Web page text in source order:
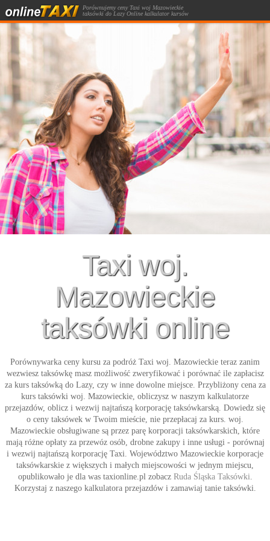
Porównujemy ceny Taxi woj Mazowieckie
taksówki do Lazy Online kalkulator kursów
taksówką.
Taxi woj.
Mazowieckie
taksówki online
Porównywarka ceny kursu za podróż Taxi woj. Mazowieckie teraz zanim
wezwiesz taksówkę masz możliwość zweryfikować i porównać ile zapłacisz
za kurs taksówką do Lazy, czy w inne dowolne miejsce. Przybliżony cena za
kurs taksówki woj. Mazowieckie, obliczysz w naszym kalkulatorze
przejazdów, oblicz i wezwij najtańszą korporację taksówkarską. Dowiedz się
o ceny taksówek w Twoim mieście, nie przepłacaj za kurs. woj.
Mazowieckie obsługiwane są przez parę korporacji taksówkarskich, które
mają różne opłaty za przewóz osób, drobne zakupy i inne usługi - porównaj
i wezwij najtańszą korporację Taxi. Województwo Mazowieckie korporacje
taksówkarskie z większych i małych miejscowości w jednym miejscu,
opublikowało je dla was taxionline.pl zobacz Ruda Śląska Taksówki.
Korzystaj z naszego kalkulatora przejazdów i zamawiaj tanie taksówki.